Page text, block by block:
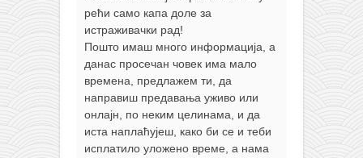
рећи само капа доле за
истраживачки рад!
Пошто имаш много информација, а
данас просечан човек има мало
времена, предлажем ти, да
направиш предавања уживо или
онлајн, по неким целинама, и да
иста наплаћујеш, како би се и теби
исплатило уложено време, а нама